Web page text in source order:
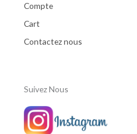
Compte
Cart
Contactez nous
Suivez Nous